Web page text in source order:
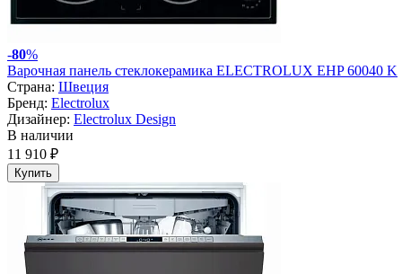
-80%
Варочная панель стеклокерамика ELECTROLUX EHP 60040 K
Страна: Швеция
Бренд: Electrolux
Дизайнер: Electrolux Design
В наличии
11 910 ₽
Купить